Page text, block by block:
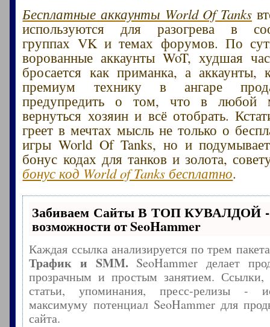
Бесплатные аккаунты World Of Tanks
используются для разогрева в
группах VK и темах форумов. По
ворованные аккаунты WoT, худшая
бросается как приманка, а аккаунты,
премиум технику в ангаре
предупредить о том, что в любой
вернуться хозяин и всё отобрать.
греет в мечтах мысль не только о
игры World Of Tanks, но и
бонус кодах для танков и золота,
бонус код World of Tanks бесплатно.
Забиваем Сайты В ТОП КУВАЛДОЙ -
возможности от SeoHammer
Каждая ссылка анализируется по трем
Трафик и SMM.SeoHammer делает
прозрачным и простым занятием. Ссылки,
статьи, упоминания, пресс-релизы -
максимуму потенциал SeoHammer для
сайта.